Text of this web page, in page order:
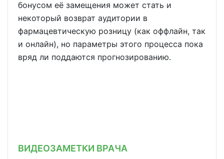
бонусом её замещения может стать и
некоторый возврат аудитории в
фармацевтическую розницу (как оффлайн, так
и онлайн), но параметры этого процесса пока
вряд ли поддаются прогнозированию.
ВИДЕОЗАМЕТКИ ВРАЧА